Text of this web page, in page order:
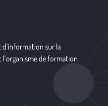
d’information sur la
de formation